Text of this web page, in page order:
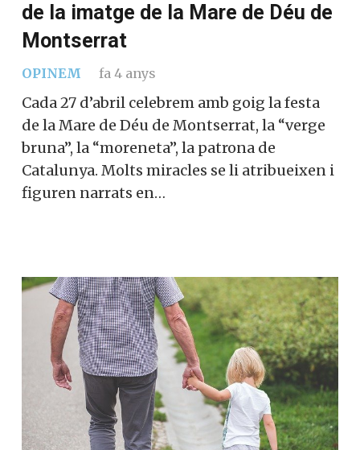
de la imatge de la Mare de Déu de
Montserrat
OPINEM fa 4 anys
Cada 27 d’abril celebrem amb goig la festa
de la Mare de Déu de Montserrat, la “verge
bruna”, la “moreneta”, la patrona de
Catalunya. Molts miracles se li atribueixen i
figuren narrats en…